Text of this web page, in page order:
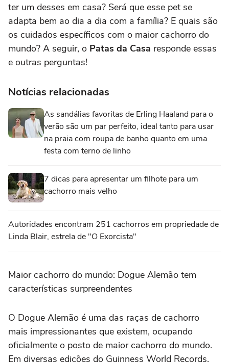
ter um desses em casa? Será que esse pet se
adapta bem ao dia a dia com a família? E quais são
os cuidados específicos com o maior cachorro do
mundo? A seguir, o Patas da Casa responde essas
e outras perguntas!
Notícias relacionadas
As sandálias favoritas de Erling Haaland para o
verão são um par perfeito, ideal tanto para usar
na praia com roupa de banho quanto em uma
festa com terno de linho
7 dicas para apresentar um filhote para um
cachorro mais velho
Autoridades encontram 251 cachorros em propriedade de
Linda Blair, estrela de "O Exorcista"
Maior cachorro do mundo: Dogue Alemão tem
características surpreendentes
O Dogue Alemão é uma das raças de cachorro
mais impressionantes que existem, ocupando
oficialmente o posto de maior cachorro do mundo.
Em diversas edições do Guinness World Records,